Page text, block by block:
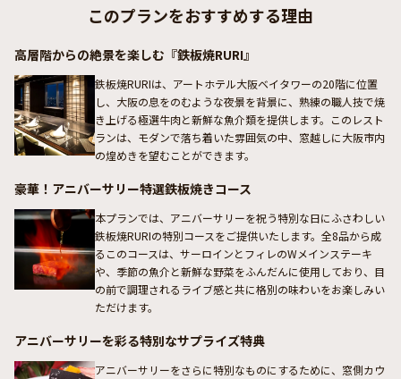
このプランをおすすめする理由
高層階からの絶景を楽しむ『鉄板焼RURI』
鉄板焼RURIは、アートホテル大阪ベイタワーの20階に位置
し、大阪の息をのむような夜景を背景に、熟練の職人技で焼
き上げる極選牛肉と新鮮な魚介類を提供します。このレスト
ランは、モダンで落ち着いた雰囲気の中、窓越しに大阪市内
の煌めきを望むことができます。
豪華！アニバーサリー特選鉄板焼きコース
本プランでは、アニバーサリーを祝う特別な日にふさわしい
鉄板焼RURIの特別コースをご提供いたします。全8品から成
るこのコースは、サーロインとフィレのWメインステーキ
や、季節の魚介と新鮮な野菜をふんだんに使用しており、目
の前で調理されるライブ感と共に格別の味わいをお楽しみい
ただけます。
アニバーサリーを彩る特別なサプライズ特典
アニバーサリーをさらに特別なものにするために、窓側カウ